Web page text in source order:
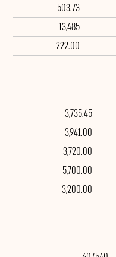
503.73
13,485
222.00
3,735.45
3,941.00
3,720.00
5,700.00
3,200.00